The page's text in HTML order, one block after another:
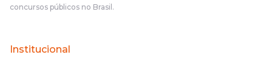
concursos públicos no Brasil.
Institucional